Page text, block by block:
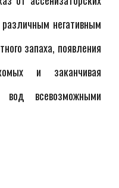
негативным
запаха, появления
и заканчивая
вод всевозможными